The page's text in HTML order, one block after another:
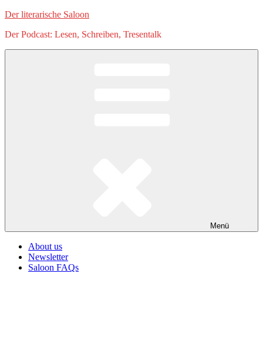
Zum
springen
Der literarische Saloon
Der Podcast: Lesen, Schreiben, Tresentalk
Menü
About us
Newsletter
Saloon FAQs